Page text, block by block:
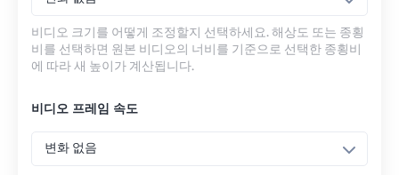
비디오 크기를 어떻게 조정할지 선택하세요. 해상도 또는 종횡
비를 선택하면 원본 비디오의 너비를 기준으로 선택한 종횡비
에 따라 새 높이가 계산됩니다.
비디오 프레임 속도
변화 없음